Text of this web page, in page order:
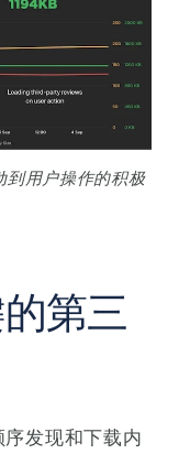
到用户操作的积极
第三
发现和下载内